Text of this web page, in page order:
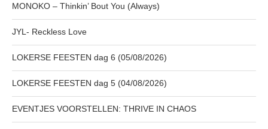
MONOKO – Thinkin’ Bout You (Always)
JYL- Reckless Love
LOKERSE FEESTEN dag 6 (05/08/2026)
LOKERSE FEESTEN dag 5 (04/08/2026)
EVENTJES VOORSTELLEN: THRIVE IN CHAOS